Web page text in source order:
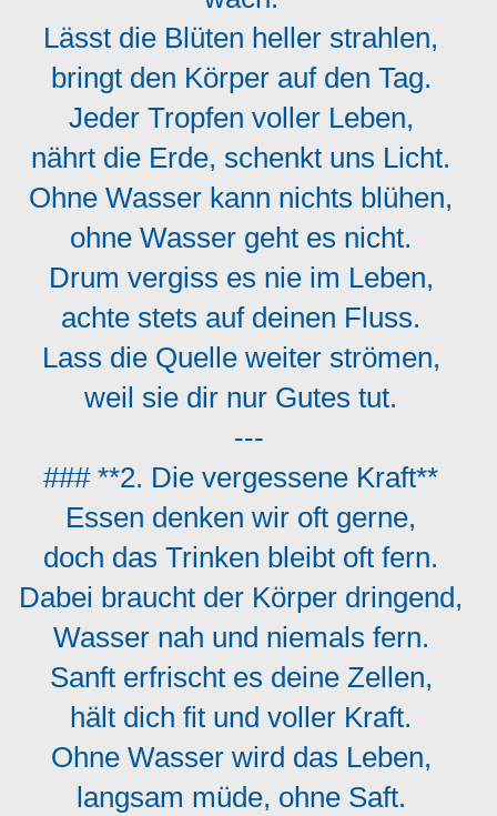
Lässt die Blüten heller strahlen,
bringt den Körper auf den Tag.
Jeder Tropfen voller Leben,
nährt die Erde, schenkt uns Licht.
Ohne Wasser kann nichts blühen,
ohne Wasser geht es nicht.
Drum vergiss es nie im Leben,
achte stets auf deinen Fluss.
Lass die Quelle weiter strömen,
weil sie dir nur Gutes tut.
---
### **2. Die vergessene Kraft**
Essen denken wir oft gerne,
doch das Trinken bleibt oft fern.
Dabei braucht der Körper dringend,
Wasser nah und niemals fern.
Sanft erfrischt es deine Zellen,
hält dich fit und voller Kraft.
Ohne Wasser wird das Leben,
langsam müde, ohne Saft.